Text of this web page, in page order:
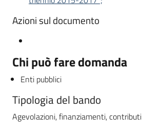
Azioni sul documento
Chi può fare domanda
Enti pubblici
Tipologia del bando
Agevolazioni, finanziamenti, contributi